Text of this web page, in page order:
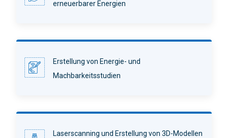
erneuerbarer Energien
Erstellung von Energie- und
Machbarkeitsstudien
Laserscanning und Erstellung von 3D-Modellen